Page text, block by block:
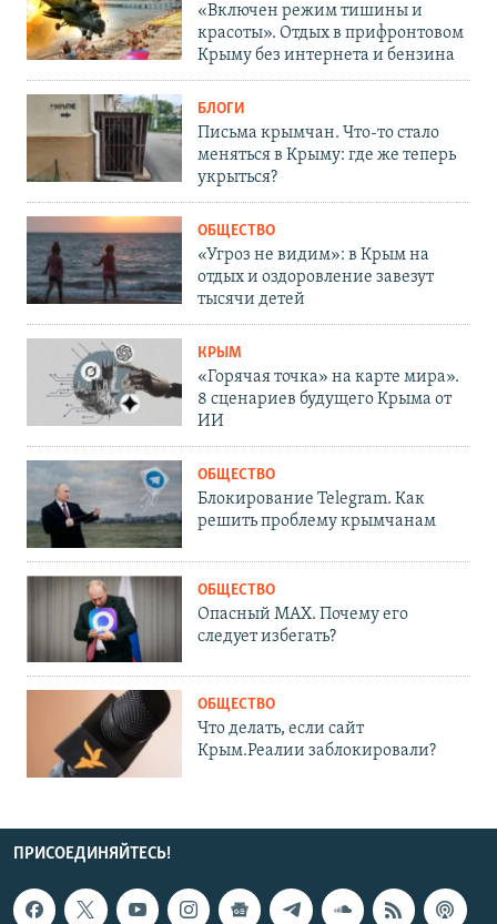
«Включен режим тишины и
красоты». Отдых в прифронтовом
Крыму без интернета и бензина
БЛОГИ
Письма крымчан. Что-то стало
меняться в Крыму: где же теперь
укрыться?
ОБЩЕСТВО
«Угроз не видим»: в Крым на
отдых и оздоровление завезут
тысячи детей
КРЫМ
«Горячая точка» на карте мира».
8 сценариев будущего Крыма от
ИИ
ОБЩЕСТВО
Блокирование Telegram. Как
решить проблему крымчанам
ОБЩЕСТВО
Опасный MAX. Почему его
следует избегать?
ОБЩЕСТВО
Что делать, если сайт
Крым.Реалии заблокировали?
ПРИСОЕДИНЯЙТЕСЬ!